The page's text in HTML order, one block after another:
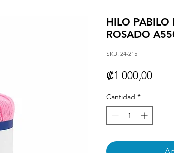
HILO PABILO
ROSADO
SKU: 24-215
₡1 000,00
Cantidad *